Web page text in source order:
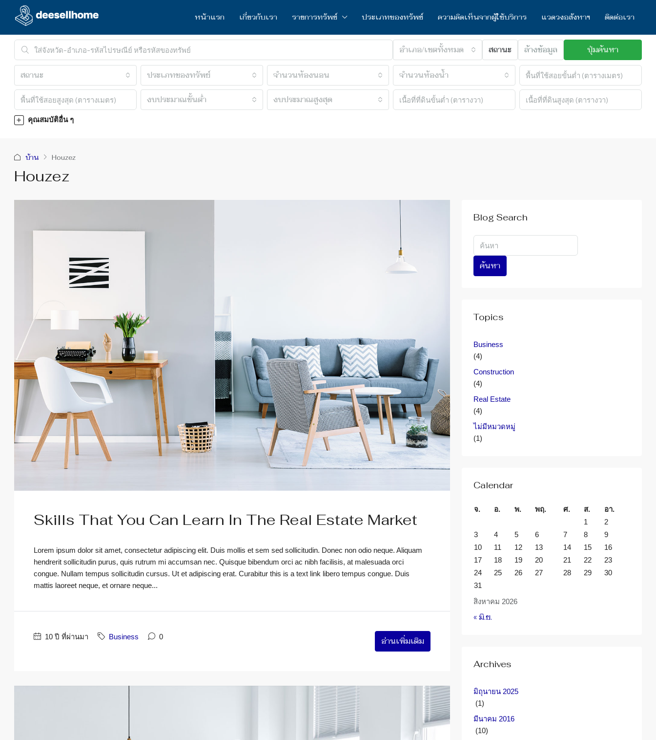
หน้าแรก เกี่ยวกับเรา รายการทรัพย์ ประเภทของทรัพย์ ความคิดเห็นจากผู้ใช้บริการ แวดวงอสังหาฯ ติดต่อเรา
อำเภอ/เขตทั้งหมด สถานะ ล้างข้อมูล ปุ่มค้นหา
สถานะ ประเภทของทรัพย์ จำนวนห้องนอน จำนวนห้องน้ำ
งบประมาณขั้นต่ำ งบประมาณสูงสุด
คุณสมบัติอื่น ๆ
บ้าน Houzez
Houzez
Skills That You Can Learn In The Real Estate Market
Lorem ipsum dolor sit amet, consectetur adipiscing elit. Duis mollis et sem sed sollicitudin. Donec non odio neque. Aliquam
hendrerit sollicitudin purus, quis rutrum mi accumsan nec. Quisque bibendum orci ac nibh facilisis, at malesuada orci
congue. Nullam tempus sollicitudin cursus. Ut et adipiscing erat. Curabitur this is a text link libero tempus congue. Duis
mattis laoreet neque, et ornare neque...
10 ปี ที่ผ่านมา Business 0 อ่านเพิ่มเติม
Blog Search
ค้นหา
Topics
Business
(4)
Construction
(4)
Real Estate
(4)
ไม่มีหมวดหมู่
(1)
Calendar
สิงหาคม 2026
จ. อ. พ. พฤ. ศ. ส.
อา.
1
2
3
4 5 6 7 8
9
10
11 12 13 14 15
16
17
18 19 20 21 22
23
24
25 26 27 28 29
30
31
« มิ.ย.
Archives
มิถุนายน 2025
(1)
มีนาคม 2016
(10)